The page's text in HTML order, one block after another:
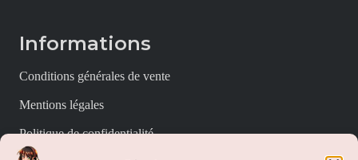
Informations
Conditions générales de vente
Mentions légales
Politique de confidentialité